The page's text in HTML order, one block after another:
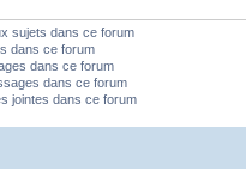
sujets dans ce forum
dans ce forum
dans ce forum
dans ce forum
jointes dans ce forum